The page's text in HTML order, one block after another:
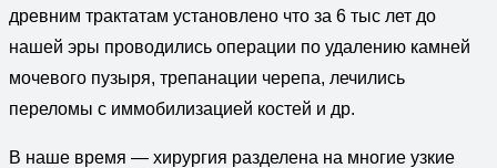
древним трактатам установлено что за 6 тыс лет до
нашей эры проводились операции по удалению камней
мочевого пузыря, трепанации черепа, лечились
переломы с иммобилизацией костей и др.
В наше время — хирургия разделена на многие узкие